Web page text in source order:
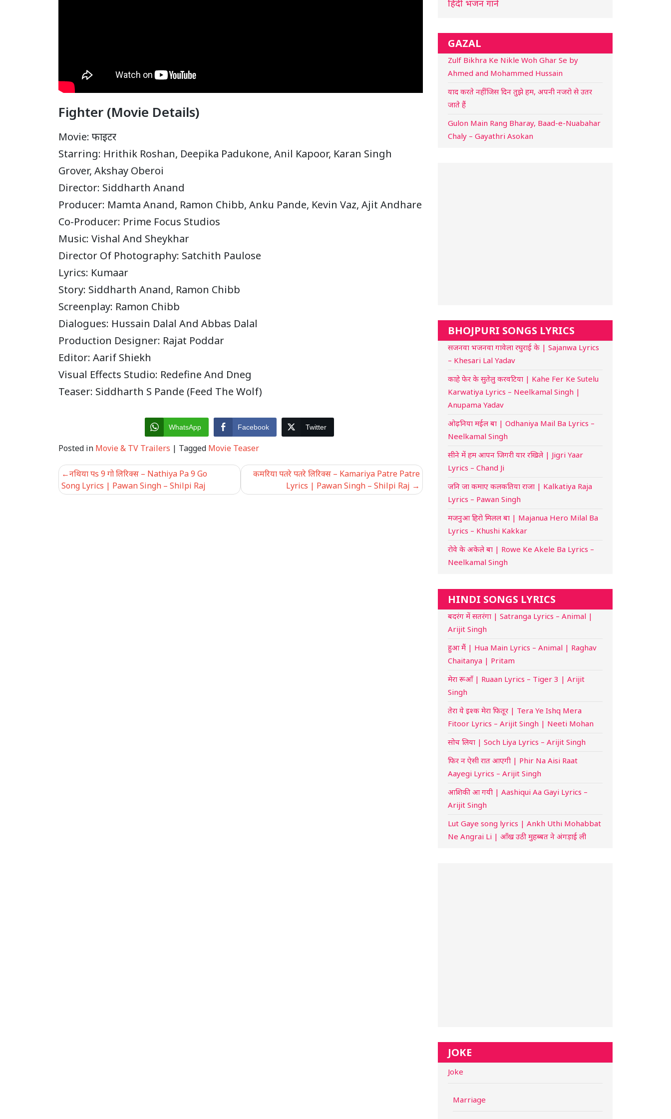
Fighter (Movie Details)
Movie: फाइटर
Starring: Hrithik Roshan, Deepika Padukone, Anil Kapoor, Karan Singh
Grover, Akshay Oberoi
Director: Siddharth Anand
Producer: Mamta Anand, Ramon Chibb, Anku Pande, Kevin Vaz, Ajit Andhare
Co-Producer: Prime Focus Studios
Music: Vishal And Sheykhar
Director Of Photography: Satchith Paulose
Lyrics: Kumaar
Story: Siddharth Anand, Ramon Chibb
Screenplay: Ramon Chibb
Dialogues: Hussain Dalal And Abbas Dalal
Production Designer: Rajat Poddar
Editor: Aarif Shiekh
Visual Effects Studio: Redefine And Dneg
Teaser: Siddharth S Pande (Feed The Wolf)
WhatsApp Facebook Twitter
Posted in Movie & TV Trailers | Tagged Movie Teaser
Post
navigation
नथिया पs 9 गो लिरिक्स – Nathiya Pa 9 Go
Song Lyrics | Pawan Singh – Shilpi Raj
कमरिया पतरे पतरे लिरिक्स – Kamariya Patre Patre
Lyrics | Pawan Singh – Shilpi Raj
हिंदी भजन गाने
GAZAL
Zulf Bikhra Ke Nikle Woh Ghar Se by
Ahmed and Mohammed Hussain
याद करते नहीं जिस दिन तुझे हम, अपनी नजरो से उतर
जाते हैं
Gulon Main Rang Bharay, Baad-e-Nuabahar
Chaly – Gayathri Asokan
BHOJPURI SONGS LYRICS
सजनवा भजनवा गावेला रघुराई के | Sajanwa Lyrics
– Khesari Lal Yadav
काहे फेर के सुतेलु करवटिया | Kahe Fer Ke Sutelu
Karwatiya Lyrics – Neelkamal Singh |
Anupama Yadav
ओढ़निया मईल बा | Odhaniya Mail Ba Lyrics –
Neelkamal Singh
सीने में हम आपन जिगरी यार रखिले | Jigri Yaar
Lyrics – Chand Ji
जनि जा कमाए कलकतिया राजा | Kalkatiya Raja
Lyrics – Pawan Singh
मजनुआ हिरो मिलल बा | Majanua Hero Milal Ba
Lyrics – Khushi Kakkar
रोवे के अकेले बा | Rowe Ke Akele Ba Lyrics –
Neelkamal Singh
HINDI SONGS LYRICS
बदरंग में सतरंगा | Satranga Lyrics – Animal |
Arijit Singh
हुआ मैं | Hua Main Lyrics – Animal | Raghav
Chaitanya | Pritam
मेरा रूआँ | Ruaan Lyrics – Tiger 3 | Arijit
Singh
तेरा ये इश्क मेरा फितूर | Tera Ye Ishq Mera
Fitoor Lyrics – Arijit Singh | Neeti Mohan
सोच लिया | Soch Liya Lyrics – Arijit Singh
फिर न ऐसी रात आएगी | Phir Na Aisi Raat
Aayegi Lyrics – Arijit Singh
आशिकी आ गयी | Aashiqui Aa Gayi Lyrics –
Arijit Singh
Lut Gaye song lyrics | Ankh Uthi Mohabbat
Ne Angrai Li | आँख उठी मुहब्बत ने अंगड़ाई ली
JOKE
Joke
Marriage